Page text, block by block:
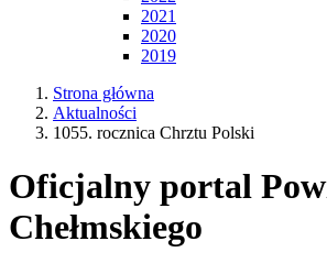
2021
2020
2019
Strona główna
Aktualności
1055. rocznica Chrztu Polski
Oficjalny portal
Chełmskiego